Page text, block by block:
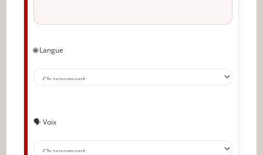
🔥 À lire aussi sur JeunInfo
✨ Nouveau sur JeunInfo ?
Partager l'amour
🌐 Langue
🗣️ Voix